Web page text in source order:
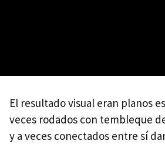
El resultado visual eran planos
veces rodados con tembleque
y a veces conectados entre sí